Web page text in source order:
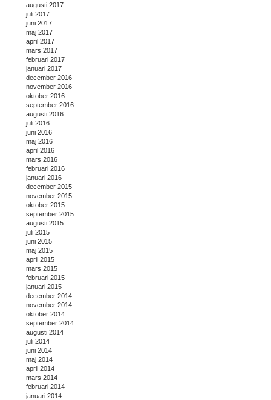
augusti 2017
juli 2017
juni 2017
maj 2017
april 2017
mars 2017
februari 2017
januari 2017
december 2016
november 2016
oktober 2016
september 2016
augusti 2016
juli 2016
juni 2016
maj 2016
april 2016
mars 2016
februari 2016
januari 2016
december 2015
november 2015
oktober 2015
september 2015
augusti 2015
juli 2015
juni 2015
maj 2015
april 2015
mars 2015
februari 2015
januari 2015
december 2014
november 2014
oktober 2014
september 2014
augusti 2014
juli 2014
juni 2014
maj 2014
april 2014
mars 2014
februari 2014
januari 2014